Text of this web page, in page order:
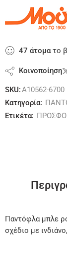
47 άτοματο
Κοινοποίηση
SKU:A10562-6700
Κατηγορία:
Ετικέτα:
Παντόφλα μπλε
σχέδιο με